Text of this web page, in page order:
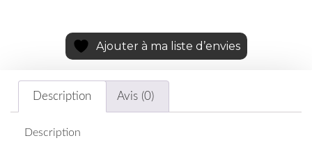
Ajouter à ma liste d’envies
Description Avis (0)
Description